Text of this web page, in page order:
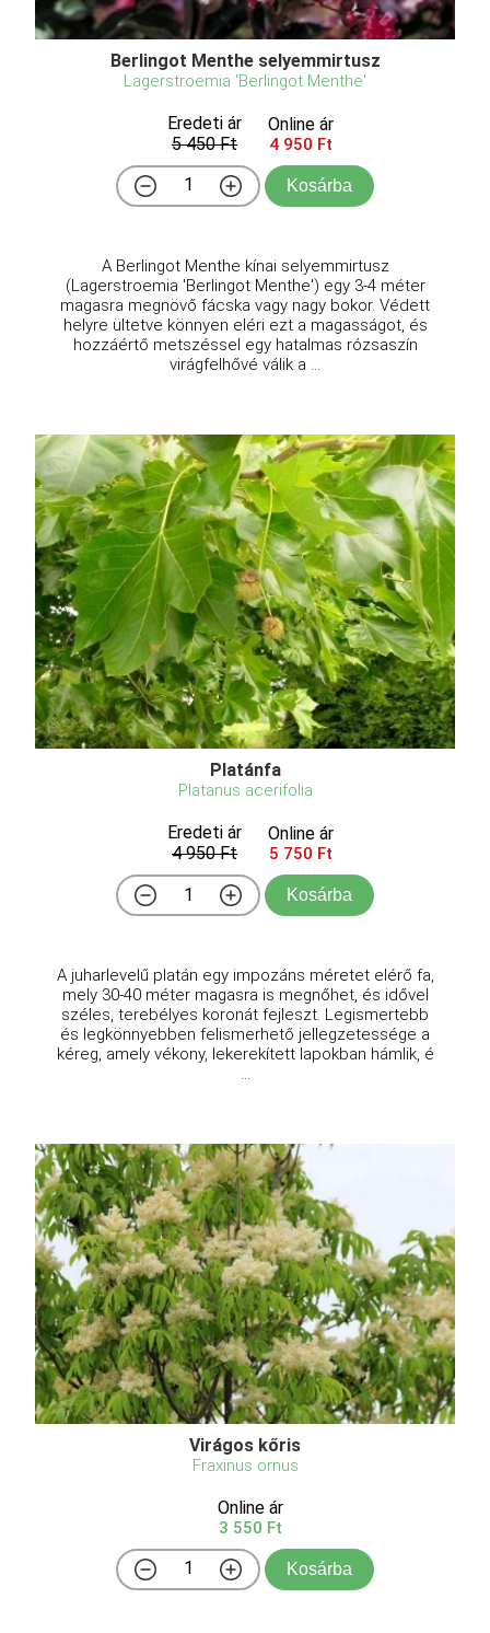
Berlingot Menthe selyemmirtusz
Lagerstroemia 'Berlingot Menthe'
Eredeti ár
5 450 Ft
Online ár
4 950 Ft
Kosárba
A Berlingot Menthe kínai selyemmirtusz
(Lagerstroemia 'Berlingot Menthe') egy 3-4 méter
magasra megnövő fácska vagy nagy bokor. Védett
helyre ültetve könnyen eléri ezt a magasságot, és
hozzáértő metszéssel egy hatalmas rózsaszín
virágfelhővé válik a ...
Platánfa
Platanus acerifolia
Eredeti ár
4 950 Ft
Online ár
5 750 Ft
Kosárba
A juharlevelű platán egy impozáns méretet elérő fa,
mely 30-40 méter magasra is megnőhet, és idővel
széles, terebélyes koronát fejleszt. Legismertebb
és legkönnyebben felismerhető jellegzetessége a
kéreg, amely vékony, lekerekített lapokban hámlik, é
...
Virágos kőris
Fraxinus ornus
Online ár
3 550 Ft
Kosárba